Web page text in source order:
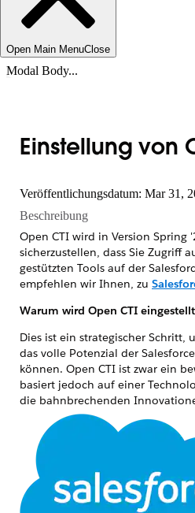
Open Main MenuClose
Modal Body...
Einstellung von
Veröffentlichungsdatum: Mar 31,
Beschreibung
Open CTI wird in Version Spring
sicherzustellen, dass Sie Zugriff
gestützten Tools auf der
empfehlen wir Ihnen, zu
Warum wird Open CTI
Dies ist ein strategischer Schritt,
das volle Potenzial der
können. Open CTI ist zwar ein
basiert jedoch auf einer
die bahnbrechenden
erwarten. Durch die
Salesforce Voice, eine integrierte
können wir Ihren Teams eine
leistungsstärkere Erfahrung bieten.
Was bedeutet diese Änderung